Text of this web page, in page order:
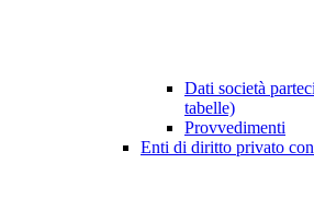
Dati società
tabelle)
Provvedimenti
Enti di diritto privato